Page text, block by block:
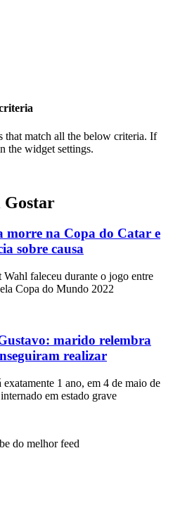
that match all the below criteria. If
the widget settings.
Gostar
morre na Copa do Catar e
sobre causa
faleceu durante o jogo entre
Copa do Mundo 2022
marido relembra
realizar
1 ano, em 4 de maio de
em estado grave
do melhor feed